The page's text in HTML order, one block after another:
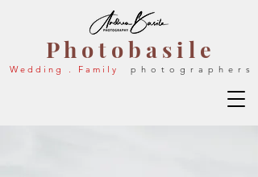
P h o t o b a s i l e
W e d d i n g . F a m i l y p h o t o g r a p h e r s